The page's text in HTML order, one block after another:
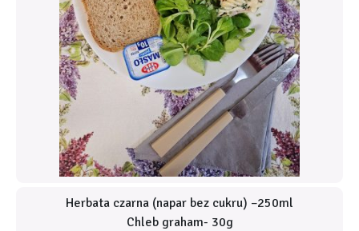
Herbata czarna (napar bez cukru) –250ml
Chleb graham- 30g